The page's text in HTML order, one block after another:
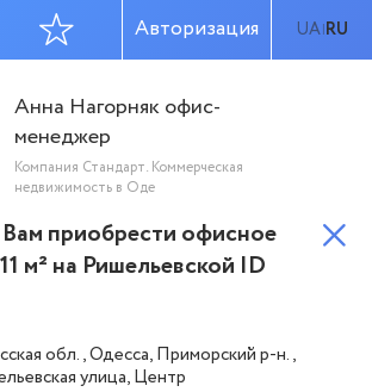
UA|RU
Авторизация
Анна Нагорняк офис-
менеджер
Компания Стандарт. Коммерческая
недвижимость в Оде
приобрести офисное
м² на Ришельевской ID
обл., Одесса, Приморский р-н.,
улица, Центр